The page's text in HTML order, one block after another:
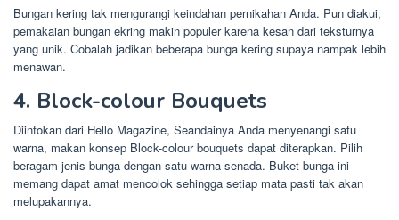
Bungan kering tak mengurangi keindahan pernikahan Anda. Pun diakui,
pemakaian bungan ekring makin populer karena kesan dari teksturnya
yang unik. Cobalah jadikan beberapa bunga kering supaya nampak lebih
menawan.
4. Block-colour Bouquets
Diinfokan dari Hello Magazine, Seandainya Anda menyenangi satu
warna, makan konsep Block-colour bouquets dapat diterapkan. Pilih
beragam jenis bunga dengan satu warna senada. Buket bunga ini
memang dapat amat mencolok sehingga setiap mata pasti tak akan
melupakannya.